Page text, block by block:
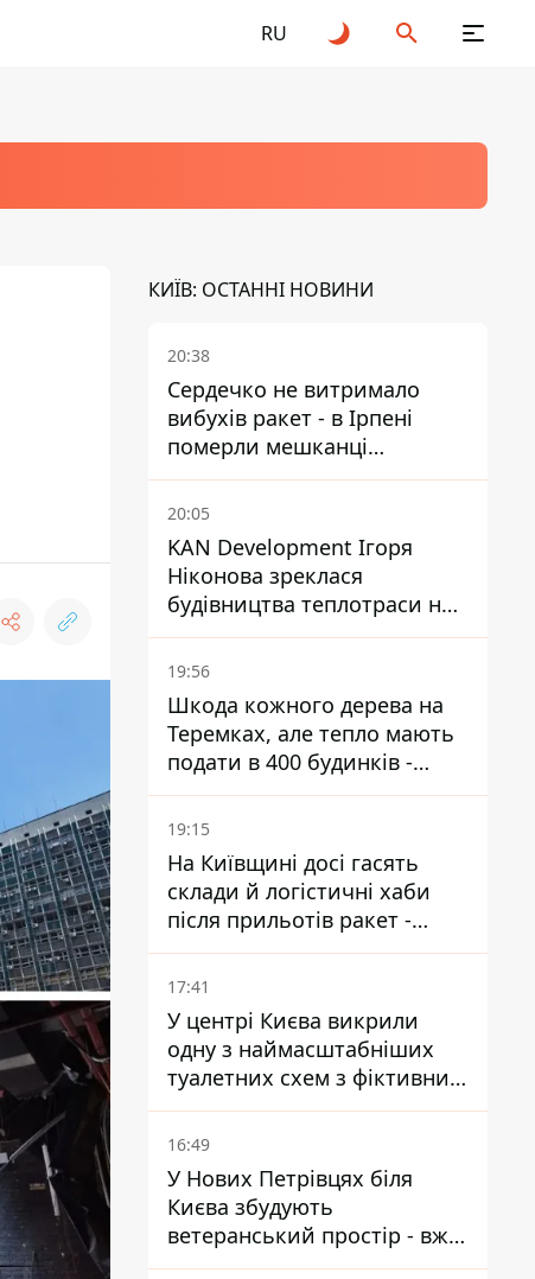
RU
КИЇВ: ОСТАННІ НОВИНИ
20:38
Сердечко не витримало
вибухів ракет - в Ірпені
померли мешканці
притулку для собак з
інвалідністю
20:05
KAN Development Ігоря
Ніконова зреклася
будівництва теплотраси на
Теремках
19:56
Шкода кожного дерева на
Теремках, але тепло мають
подати в 400 будинків -
депутатка Київради
19:15
На Київщині досі гасять
склади й логістичні хаби
після прильотів ракет -
ДСНС
17:41
У центрі Києва викрили
одну з наймасштабніших
туалетних схем з фіктивним
будинком
16:49
У Нових Петрівцях біля
Києва збудують
ветеранський простір - вже
знайшли проєктанта